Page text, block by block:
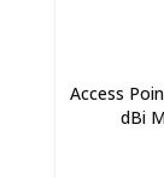
Access
dBi